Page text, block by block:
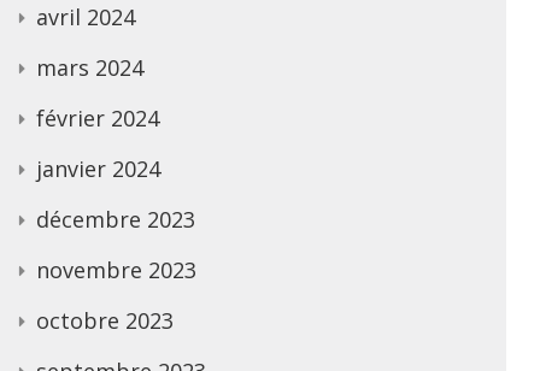
avril 2024
mars 2024
février 2024
janvier 2024
décembre 2023
novembre 2023
octobre 2023